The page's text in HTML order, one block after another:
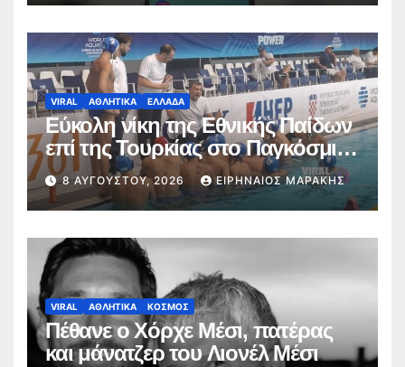
VIRAL ΑΘΛΗΤΙΚΑ ΕΛΛΑΔΑ
Εύκολη νίκη της Εθνικής Παίδων
επί της Τουρκίας στο Παγκόσμιο
Κ168 ΑΥΓΟΎΣΤΟΥ, 2026 ΕΙΡΗΝΑΊΟΣ ΜΑΡΆΚΗΣ
VIRAL ΑΘΛΗΤΙΚΑ ΚΟΣΜΟΣ
Πέθανε ο Χόρχε Μέσι, πατέρας
και μάνατζερ του Λιονέλ Μέσι